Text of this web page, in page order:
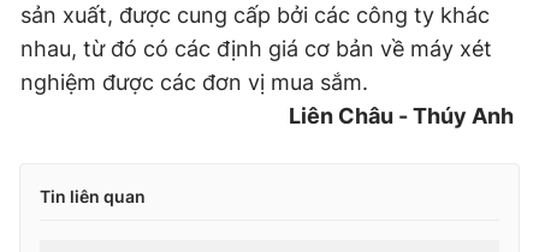
sản xuất, được cung cấp bởi các công ty khác
nhau, từ đó có các định giá cơ bản về máy xét
nghiệm được các đơn vị mua sắm.
Liên Châu - Thúy Anh
Tin liên quan